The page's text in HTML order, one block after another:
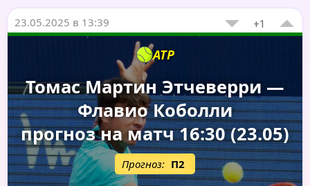
23.05.2025 в 13:39 +1
ATP
Томас Мартин Этчеверри —
Флавио Коболли
прогноз на матч 16:30 (23.05)
Прогноз: П2